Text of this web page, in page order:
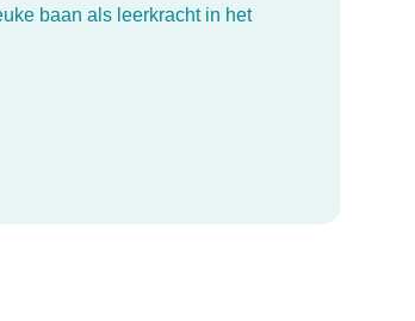
baan als leerkracht in het